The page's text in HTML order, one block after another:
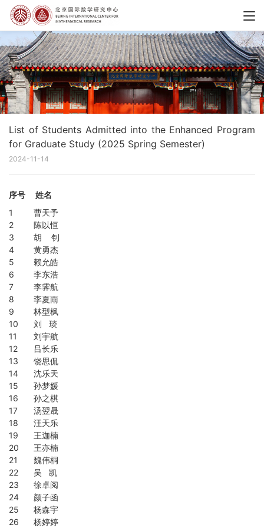
List of Students Admitted into the Enhanced Program
for Graduate Study (2025 Spring Semester)
2024-11-14
序号
姓名
1
曹天予
2
陈以恒
3
胡 钊
4
黄勇杰
5
赖允皓
6
李东浩
7
李霁航
8
李夏雨
9
林型枫
10
刘 琰
11
刘宇航
12
吕长乐
13
饶思侃
14
沈乐天
15
孙梦媛
16
孙之棋
17
汤翌晟
18
汪天乐
19
王迦楠
20
王亦楠
21
魏伟桐
22
吴 凯
23
徐卓阅
24
颜子函
25
杨森宇
26
杨婷婷